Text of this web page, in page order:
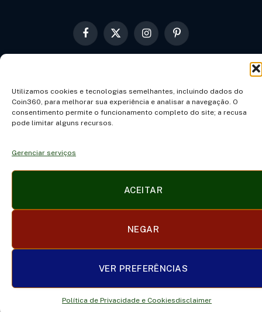
Utilizamos cookies e tecnologias semelhantes, incluindo dados do
Coin360, para melhorar sua experiência e analisar a navegação. O
consentimento permite o funcionamento completo do site; a recusa
pode limitar alguns recursos.
Gerenciar serviços
ACEITAR
NEGAR
VER PREFERÊNCIAS
Política de Privacidade e Cookiesdisclaimer
Facebook
X
InstagramPinterest
SOBRE NÓS CONTATO TERMOS DE USO
TRABALHE CONOSCO